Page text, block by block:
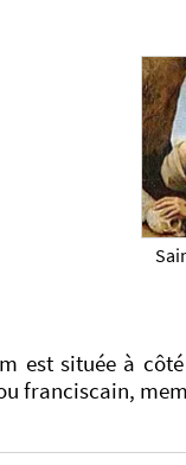
est située à
franciscain,